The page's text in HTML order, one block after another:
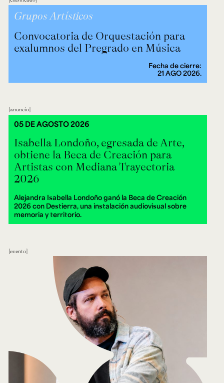
Grupos Artísticos
Convocatoria de Orquestación para
exalumnos del Pregrado en Música
Fecha de cierre:
21 AGO 2026.
anuncio
Isabella Londoño, egresada de Arte,
obtiene la Beca de Creación para
Artistas con Mediana Trayectoria
2026
Alejandra Isabella Londoño ganó la Beca de Creación
2026 con Destierra, una instalación audiovisual sobre
memoria y territorio.
05 DE AGOSTO 2026
evento